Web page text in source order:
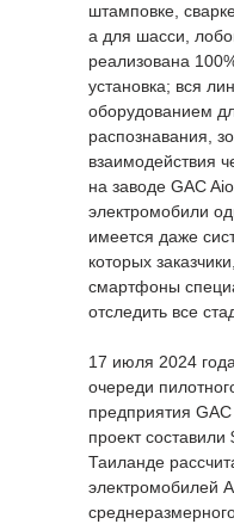
штамповке,
а для шасси,
реализована
установка; вся
оборудованием
распознавания,
взаимодействия
на заводе GAC
электромобили
имеется даже
которых
смартфоны
отследить все
17 июля 2024
очереди
предприятия
проект
Таиланде
электромобилей